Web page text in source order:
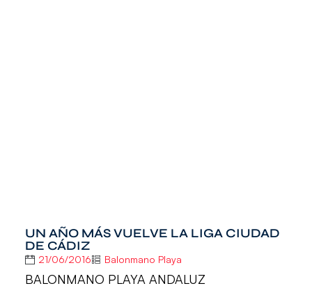
UN AÑO MÁS VUELVE LA LIGA CIUDAD
DE CÁDIZ
21/06/2016 Balonmano Playa
BALONMANO PLAYA ANDALUZ